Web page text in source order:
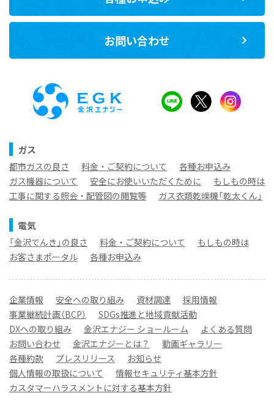
お問い合わせ
ガス
都市ガスの良さ 料金・ご契約について
各種お申込み
ガス機器について
安全にお使いいただくために
もしもの時は
工事に関する照会・配管図の閲覧等
ガス衣類乾燥機「乾太くん」
電気
「金沢でんき」の良さ 料金・ご契約について
もしもの時は
お客さまポータル
各種お申込み
企業情報 安全への取り組み 資材調達
採用情報
事業継続計画（BCP）
SDGs推進と地域貢献活動
DXへの取り組み
金沢エナジー ショールーム
よくある質問
お問い合わせ
金沢エナジーとは？
動画ギャラリー
各種約款
プレスリリース
お知らせ
個人情報の取扱について
情報セキュリティ基本方針
カスタマーハラスメントに対する基本方針